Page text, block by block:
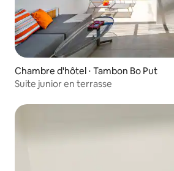
Chambre d'hôtel ⋅ Tambon Bo Put
Suite junior en terrasse